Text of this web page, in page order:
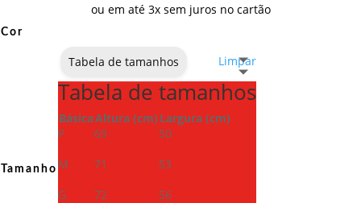
ou em até 3x sem juros no cartão
Cor
Tamanho
Limpar
Tabela de tamanhos
Tabela de tamanhos
BásicaAltura (cm) Largura (cm)
P
69
50
M
71
53
G
72
56